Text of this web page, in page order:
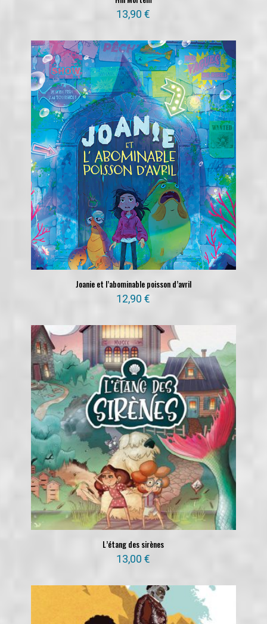
13,90€
Joanie et l’abominable poisson d’avril
12,90€
L’étang des sirènes
13,00€